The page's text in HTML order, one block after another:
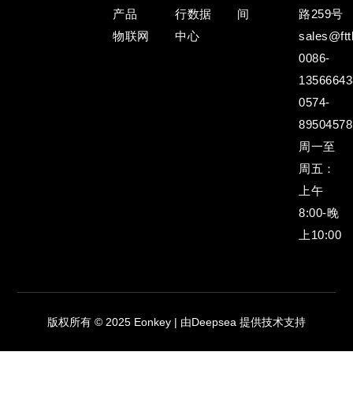
产品
物联网
行数据
中心
间
路259号
0086-
0574-
89504578
周一至
周五：
上午
8:00-晚
上10:00
版权所有 © 2025 Eonkey | 由Deepsea 提供技术支持